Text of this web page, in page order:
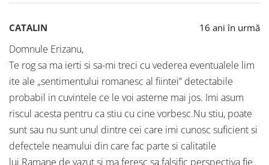
CATALIN 16 ani în urmă
Domnule Erizanu,
Te rog sa ma ierti si sa-mi treci cu vederea eventualele lim
ite ale „sentimentului romanesc al fiintei” detectabile
probabil in cuvintele ce le voi asterne mai jos. Imi asum
riscul acesta pentru ca stiu cu cine vorbesc.Nu stiu, poate
sunt sau nu sunt unul dintre cei care imi cunosc suficient si
defectele neamului din care fac parte si calitatile
lui.Ramane de vazut si ma feresc sa falsific perspectiva fie